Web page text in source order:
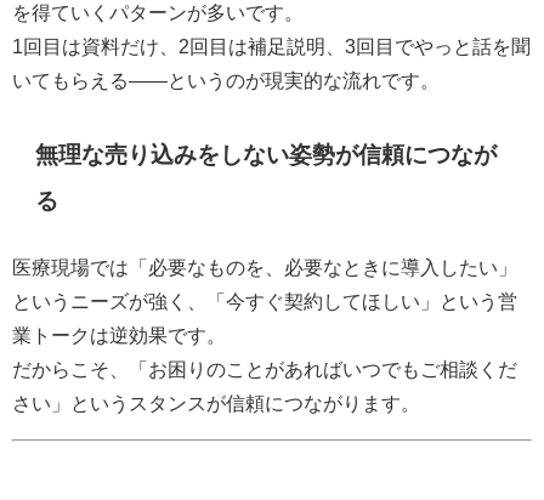
を得ていくパターンが多いです。
1回目は資料だけ、2回目は補足説明、3回目でやっと話を聞
いてもらえる――というのが現実的な流れです。
無理な売り込みをしない姿勢が信頼につなが
る
医療現場では「必要なものを、必要なときに導入したい」
というニーズが強く、「今すぐ契約してほしい」という営
業トークは逆効果です。
だからこそ、「お困りのことがあればいつでもご相談くだ
さい」というスタンスが信頼につながります。